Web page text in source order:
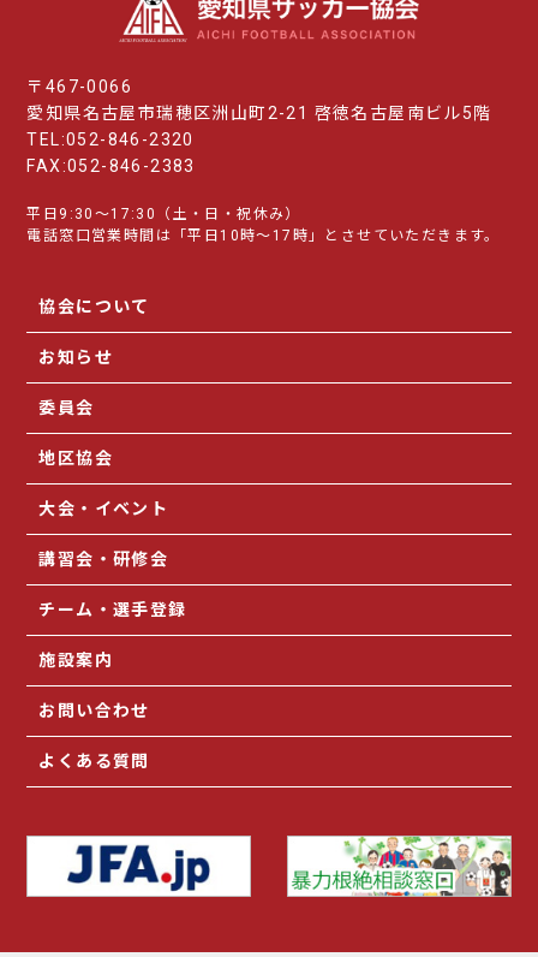
〒467-0066
愛知県名古屋市瑞穂区洲山町2-21 啓徳名古屋南ビル5階
TEL:052-846-2320
FAX:052-846-2383
平日9:30～17:30（土・日・祝休み）
電話窓口営業時間は「平日10時～17時」とさせていただきます。
協会について
お知らせ
委員会
地区協会
大会・イベント
講習会・研修会
チーム・選手登録
施設案内
お問い合わせ
よくある質問